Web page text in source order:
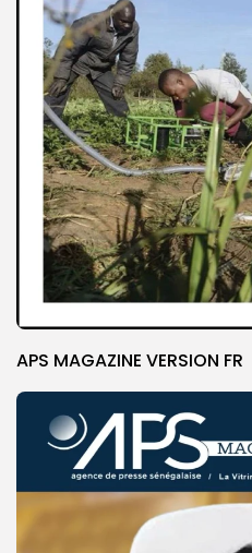
APS MAGAZINE VERSION FR